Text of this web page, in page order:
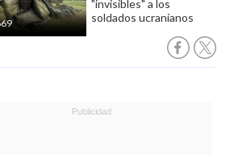
"invisibles" a los
soldados ucranianos